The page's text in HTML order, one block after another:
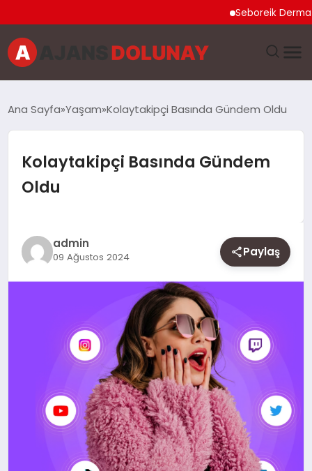
Seboreik Dermatit
EĞITIM
EKONOMI
GÜNCEL
MAGAZIN
YAŞAM
Ana Sayfa Yaşam Kolaytakipçi Basında Gündem Oldu
Kolaytakipçi Basında Gündem
Oldu
admin
09 Ağustos 2024 Paylaş